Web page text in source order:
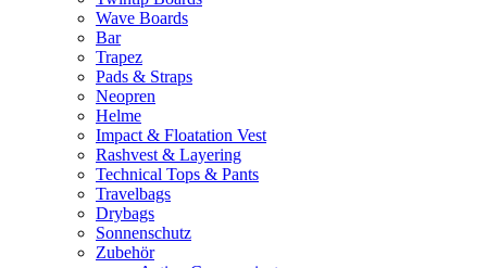
Wave Boards
Bar
Trapez
Pads & Straps
Neopren
Helme
Impact & Floatation Vest
Rashvest & Layering
Technical Tops & Pants
Travelbags
Drybags
Sonnenschutz
Zubehör